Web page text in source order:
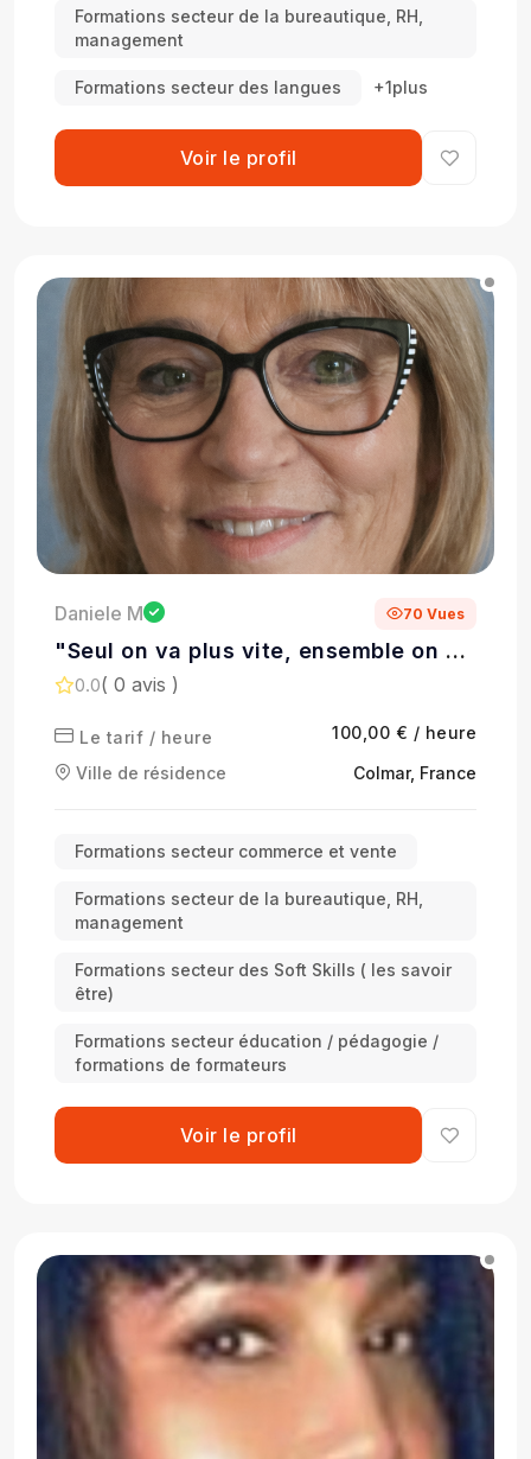
Formations secteur de la bureautique, RH,
management
Formations secteur des langues +1plus
Voir le profil
Daniele M 70 Vues
"Seul on va plus vite, ensemble on va
plus loin "
0.0( 0 avis )
Le tarif / heure
100,00 € / heure
Ville de résidence
Colmar, France
Formations secteur commerce et vente
Formations secteur de la bureautique, RH,
management
Formations secteur des Soft Skills ( les savoir
être)
Formations secteur éducation / pédagogie /
formations de formateurs
Voir le profil